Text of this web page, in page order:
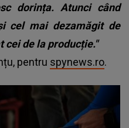
dorința. Atunci când
cel mai dezamăgit de
cei de la producție."
pentru spynews.ro.